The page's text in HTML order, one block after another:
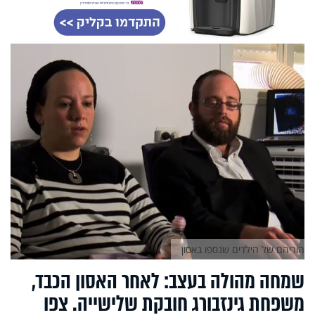
שמחה מהולה בעצב: לאחר האסון הכבד,
משפחת גינזבורג חובקת שלישייה. צפו
הוריהם של הילדים שנספו באסון